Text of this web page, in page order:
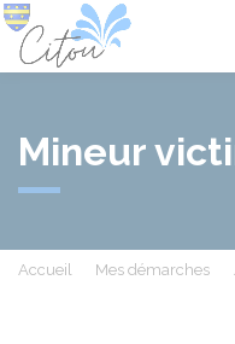
Mineur
Accueil Mes démarches